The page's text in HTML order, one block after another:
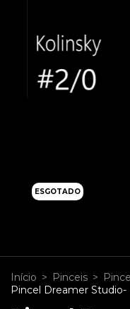
ESGOTADO
Início > Pinceis >
Pincel Dreamer